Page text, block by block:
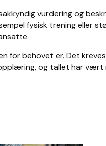
vurdering og
fysisk trening eller
for behovet er. Det
og tallet har